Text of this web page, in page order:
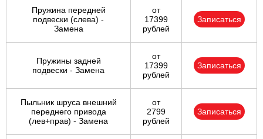
Пружина передней
подвески (слева) -
Замена
от
17399
рублей
Записаться
Пружины задней
подвески - Замена
от
17399
рублей
Записаться
Пыльник шруса внешний
переднего привода
(лев+прав) - Замена
от
2799
рублей
Записаться